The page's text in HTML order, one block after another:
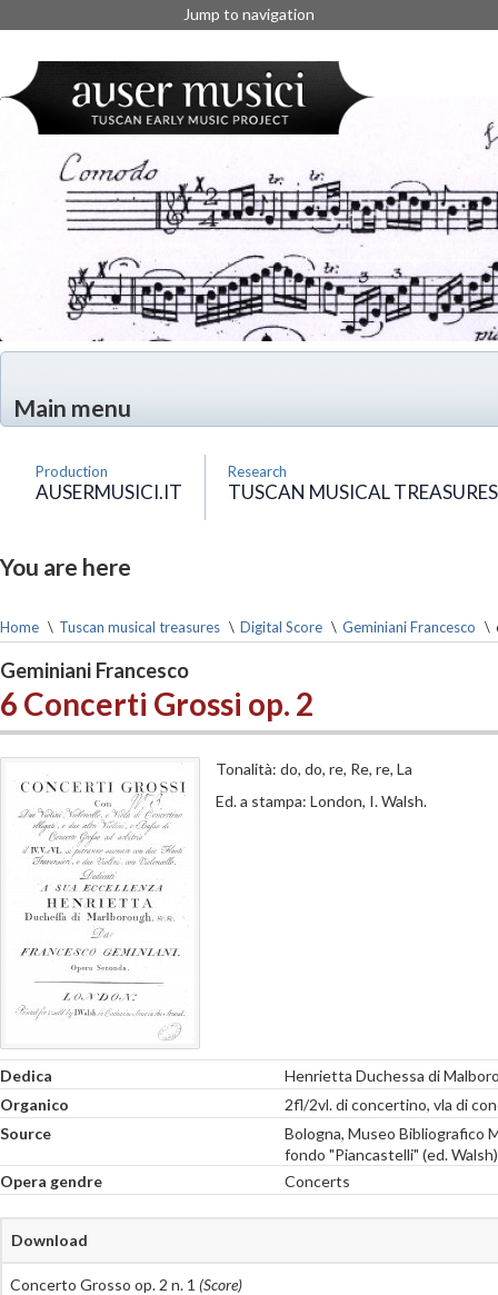
Jump to navigation
Main menu
Production
AUSERMUSICI.IT
Research
TUSCAN MUSICAL TREASURES
You are here
Home \ Tuscan musical treasures \ Digital Score \ Geminiani Francesco \
Geminiani Francesco
6 Concerti Grossi op. 2
Tonalità: do, do, re, Re, re, La
Ed. a stampa: London, I. Walsh.
Dedica
Henrietta Duchessa di
Organico
2fl/2vl. di concertino, vla di
Source
Bologna, Museo Bibliografico
fondo "Piancastelli" (ed. Walsh)
Opera gendre
Concerts
Download
Concerto Grosso op. 2 n. 1 (Score)